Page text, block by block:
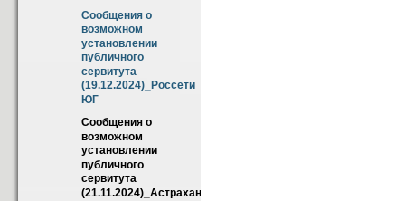
Сообщения о
возможном
установлении
публичного
сервитута
(19.12.2024)_Россети
ЮГ
Сообщения о
возможном
установлении
публичного
сервитута
(21.11.2024)_Астраханские_тепловые_сети